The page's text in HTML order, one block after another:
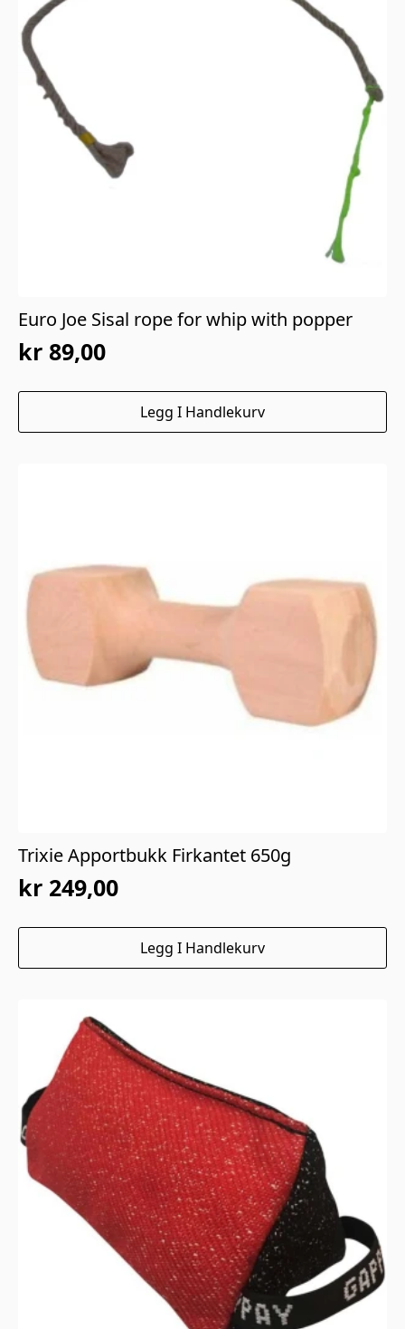
Euro Joe Sisal rope for whip with popper
kr 89,00
Legg I Handlekurv
Trixie Apportbukk Firkantet 650g
kr 249,00
Legg I Handlekurv